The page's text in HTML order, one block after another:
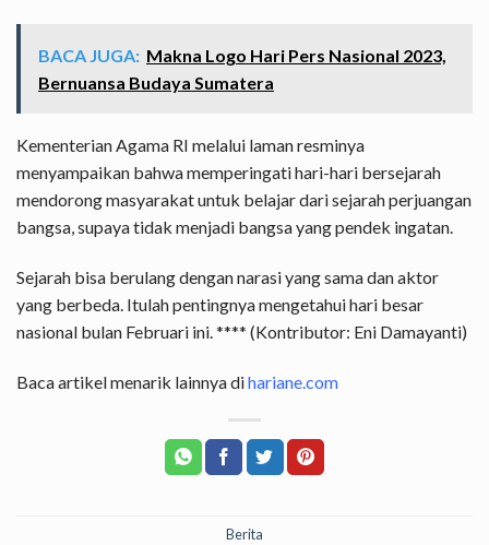
BACA JUGA: Makna Logo Hari Pers Nasional 2023,
Bernuansa Budaya Sumatera
Kementerian Agama RI melalui laman resminya
menyampaikan bahwa memperingati hari-hari bersejarah
mendorong masyarakat untuk belajar dari sejarah perjuangan
bangsa, supaya tidak menjadi bangsa yang pendek ingatan.
Sejarah bisa berulang dengan narasi yang sama dan aktor
yang berbeda. Itulah pentingnya mengetahui hari besar
nasional bulan Februari ini. **** (Kontributor: Eni Damayanti)
Baca artikel menarik lainnya dihariane.com
Berita